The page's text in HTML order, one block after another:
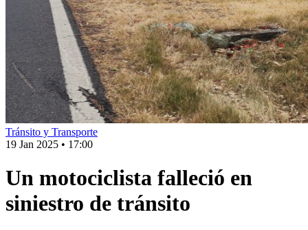
Tránsito y Transporte
19 Jan 2025 • 17:00
Un motociclista falleció en
siniestro de tránsito